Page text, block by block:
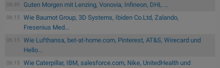
08:49 Guten Morgen mit Lenzing, Vonovia, Infineon, DHL ...
06:15
Wie Baumot Group, 3D Systems, Ibiden Co.Ltd, Zalando,
Fresenius Med...
06:15
Wie Lufthansa, bet-at-home.com, Pinterest, AT&S, Wirecard und
Hello...
06:15
Wie Caterpillar, IBM, salesforce.com, Nike, UnitedHealth und